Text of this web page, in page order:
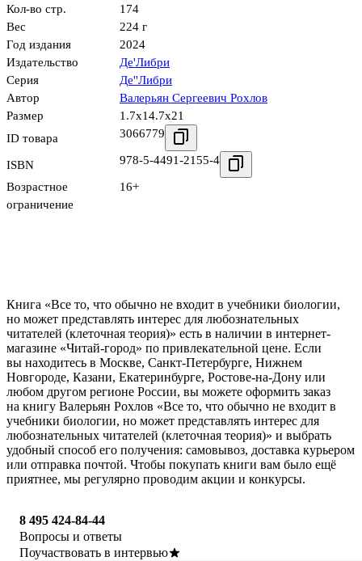
Кол-во стр.
174
Вес
224 г
Год издания
2024
Издательство
Де'Либри
Серия
Де''Либри
Автор
Валерьян Сергеевич Рохлов
Размер
1.7x14.7x21
ID товара
3066779
ISBN 978-5-4491-2155-4
Возрастное
ограничение
16+
Книга «Все то, что обычно не входит в учебники биологии,
но может представлять интерес для любознательных
читателей (клеточная теория)» есть в наличии в интернет-
магазине «Читай-город» по привлекательной цене. Если
вы находитесь в Москве, Санкт-Петербурге, Нижнем
Новгороде, Казани, Екатеринбурге, Ростове-на-Дону или
любом другом регионе России, вы можете оформить заказ
на книгу Валерьян Рохлов «Все то, что обычно не входит в
учебники биологии, но может представлять интерес для
любознательных читателей (клеточная теория)» и выбрать
удобный способ его получения: самовывоз, доставка курьером
или отправка почтой. Чтобы покупать книги вам было ещё
приятнее, мы регулярно проводим акции и конкурсы.
8 495 424-84-44
Вопросы и ответы
Поучаствовать в интервью